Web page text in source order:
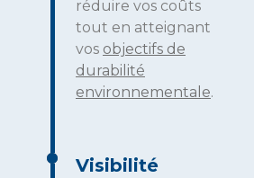
réduire vos coûts
tout en atteignant
vos objectifs de
durabilité
environnementale.
Visibilité